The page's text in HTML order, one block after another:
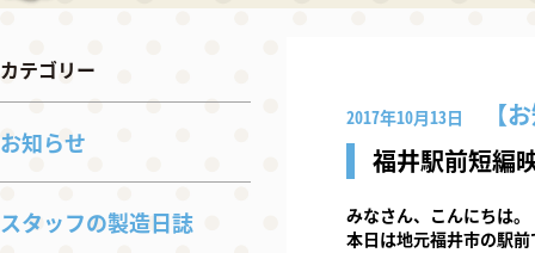
カテゴリー
お知らせ
スタッフの製造日誌
2017年10月13日
福井駅前短編
みなさん、こんにちは。
本日は地元福井市の駅